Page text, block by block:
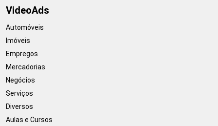
VideoAds
Automóveis
Imóveis
Empregos
Mercadorias
Negócios
Serviços
Diversos
Aulas e Cursos